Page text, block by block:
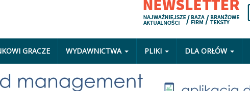
GRACZE WYDAWNICTWA PLIKI DLA ORŁÓW